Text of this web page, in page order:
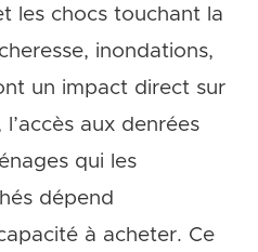
les chocs touchant la
inondations,
un impact direct sur
aux denrées
qui les
dépend
à acheter. Ce